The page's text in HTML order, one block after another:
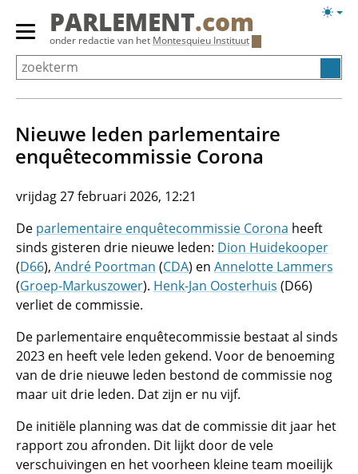
Overslaan
Primair
menu
tonen/verbergen
PARLEMENT.com
onder redactie van het Montesquieu Instituut
Nieuwe leden parlementaire
enquêtecommissie Corona
vrijdag 27 februari 2026, 12:21
De parlementaire enquêtecommissie Corona heeft
sinds gisteren drie nieuwe leden: Dion Huidekooper
(D66), André Poortman (CDA) en Annelotte Lammers
(Groep-Markuszower). Henk-Jan Oosterhuis (D66)
verliet de commissie.
De parlementaire enquêtecommissie bestaat al sinds
2023 en heeft vele leden gekend. Voor de benoeming
van de drie nieuwe leden bestond de commissie nog
maar uit drie leden. Dat zijn er nu vijf.
De initiële planning was dat de commissie dit jaar het
rapport zou afronden. Dit lijkt door de vele
verschuivingen en het voorheen kleine team moeilijk